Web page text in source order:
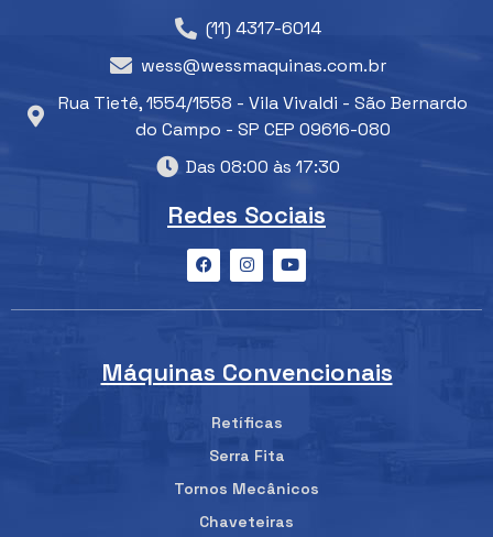
(11) 4317-6014
wess@wessmaquinas.com.br
Rua Tietê, 1554/1558 - Vila Vivaldi - São Bernardo
do Campo - SP CEP 09616-080
Das 08:00 às 17:30
Redes Sociais
Máquinas Convencionais
Retíficas
Serra Fita
Tornos Mecânicos
Chaveteiras